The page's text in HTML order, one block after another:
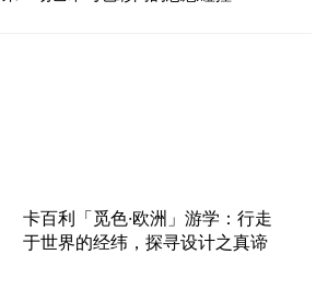
卡百利「觅色·欧洲」游学：行走
于世界的经纬，探寻设计之真谛